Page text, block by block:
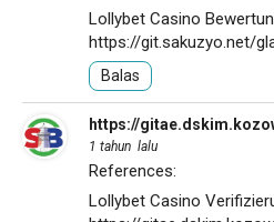
Lollybet Casino
https://git.sakuzyo.net/
Balas
https://
1 tahun lalu
References:
Lollybet Casino